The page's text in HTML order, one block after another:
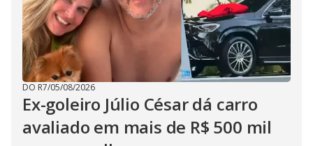
DO R7/05/08/2026
Ex-goleiro Júlio César dá carro
avaliado em mais de R$ 500 mil